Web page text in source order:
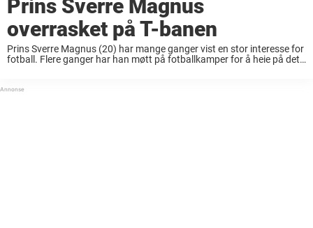
Prins Sverre Magnus
overrasket på T-banen
Prins Sverre Magnus (20) har mange ganger vist en stor interesse for
fotball. Flere ganger har han møtt på fotballkamper for å heie på det